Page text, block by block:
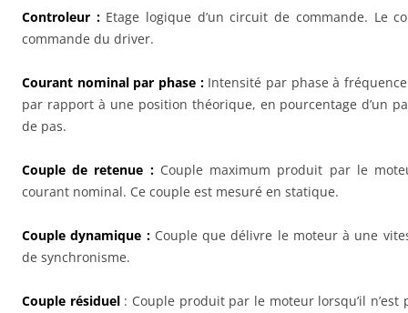
Controleur : Etage logique d’un circuit de commande. Le
commande du driver.
Courant nominal par phase : Intensité par phase à
par rapport à une position théorique, en pourcentage d’un
de pas.
Couple de retenue : Couple maximum produit par le
courant nominal. Ce couple est mesuré en statique.
Couple dynamique : Couple que délivre le moteur à une
de synchronisme.
Couple résiduel: Couple produit par le moteur lorsqu’il n’est